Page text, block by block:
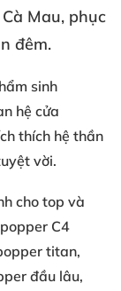
Mau, phục
đêm.
sinh
hệ cửa
thích hệ thần
vời.
cho top và
C4
titan,
đầu lâu,